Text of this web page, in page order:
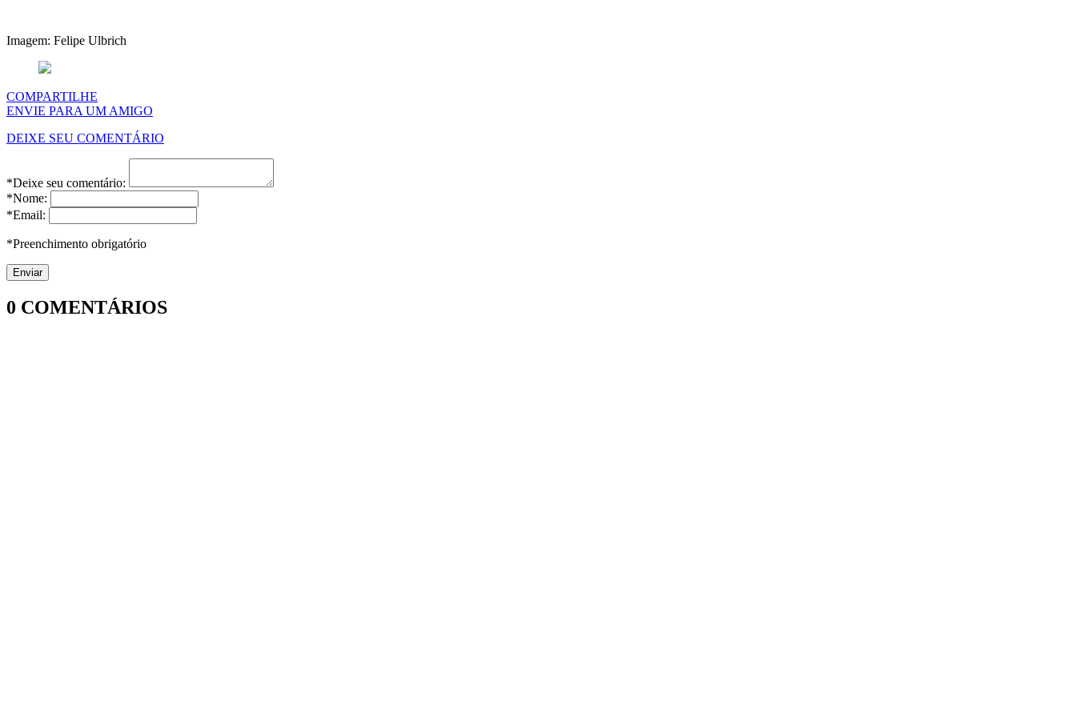
Imagem: Felipe Ulbrich
COMPARTILHE
ENVIE PARA UM AMIGO
DEIXE SEU COMENTÁRIO
*Deixe seu comentário:
*Nome:
*Email:
*Preenchimento obrigatório
0 COMENTÁRIOS